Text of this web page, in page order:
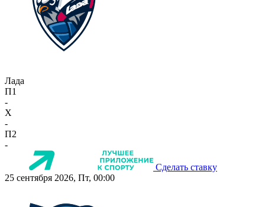
Лада
П1
-
X
-
П2
-
Сделать ставку
25 сентября 2026, Пт, 00:00